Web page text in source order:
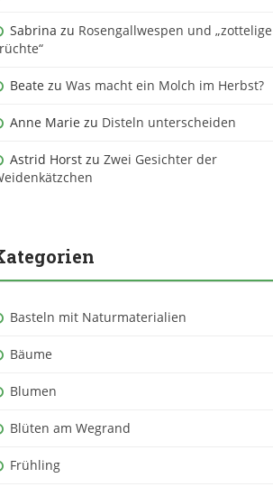
Sabrina zu Rosengallwespen und „zottelige
Beate zu Was macht ein Molch im Herbst?
Anne Marie zu Disteln unterscheiden
Astrid Horst zu Zwei Gesichter der
Basteln mit Naturmaterialien
Bäume
Blumen
Blüten am Wegrand
Frühling